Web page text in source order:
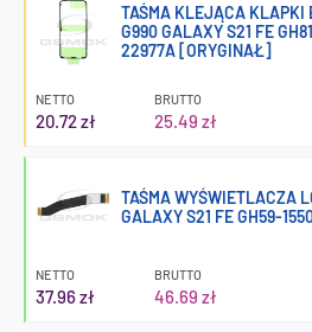
TAŚMA KLEJĄCA KLAPKI
G990 GALAXY S21 FE
22977A [ORYGINAŁ]
NETTO
20.72 zł
BRUTTO
25.49 zł
TAŚMA WYŚWIETLACZA
GALAXY S21 FE GH59-
NETTO
37.96 zł
BRUTTO
46.69 zł